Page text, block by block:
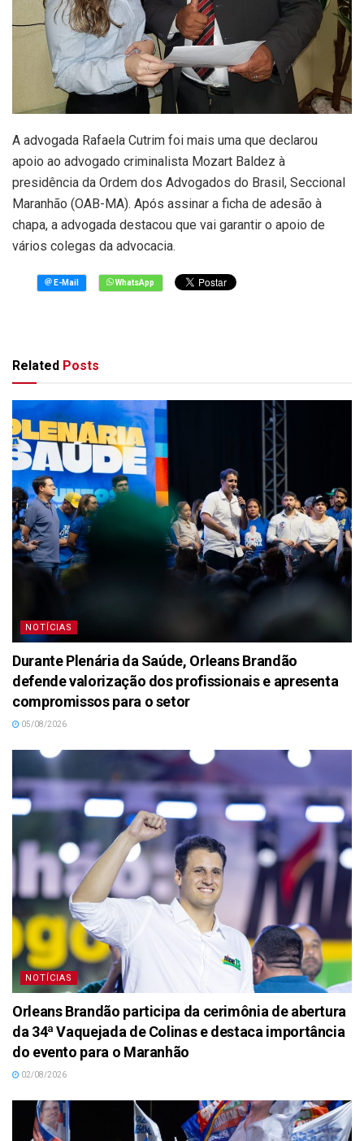
A advogada Rafaela Cutrim foi mais uma que declarou
apoio ao advogado criminalista Mozart Baldez à
presidência da Ordem dos Advogados do Brasil, Seccional
Maranhão (OAB-MA). Após assinar a ficha de adesão à
chapa, a advogada destacou que vai garantir o apoio de
vários colegas da advocacia.
Related Posts
NOTÍCIAS
Durante Plenária da Saúde, Orleans Brandão
defende valorização dos profissionais e apresenta
compromissos para o setor
05/08/2026
NOTÍCIAS
Orleans Brandão participa da cerimônia de abertura
da 34ª Vaquejada de Colinas e destaca importância
do evento para o Maranhão
02/08/2026